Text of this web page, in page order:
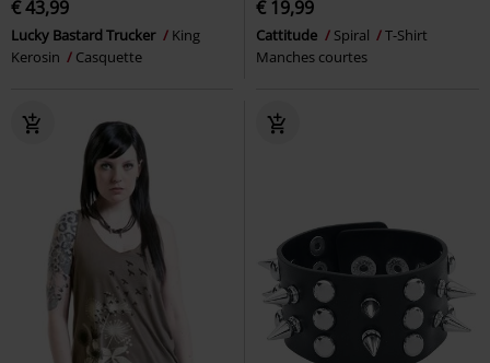
€ 43,99
Lucky Bastard Trucker
King
Kerosin
Casquette
€ 19,99
Cattitude Spiral
T-Shirt
Manches courtes